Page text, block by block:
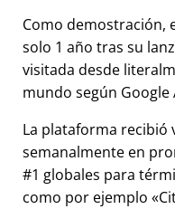
Como demostración,
solo 1 año tras su
visitada desde
mundo según Google
La plataforma recibió
semanalmente en
#1 globales para
como por ejemplo